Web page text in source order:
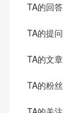
TA的回答
TA的提问
TA的文章
TA的粉丝